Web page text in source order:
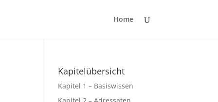
Home
Kapitelübersicht
Kapitel 1 – Basiswissen